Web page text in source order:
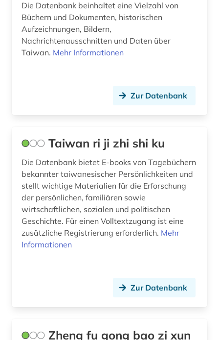
Die Datenbank beinhaltet eine Vielzahl von
Büchern und Dokumenten, historischen
Aufzeichnungen, Bildern,
Nachrichtenausschnitten und Daten über
Taiwan. Mehr Informationen
Zur Datenbank
Taiwan ri ji zhi shi ku
Die Datenbank bietet E-books von Tagebüchern
bekannter taiwanesischer Persönlichkeiten und
stellt wichtige Materialien für die Erforschung
der persönlichen, familiären sowie
wirtschaftlichen, sozialen und politischen
Geschichte. Für einen Volltextzugang ist eine
zusätzliche Registrierung erforderlich. Mehr
Informationen
Zur Datenbank
Zheng fu gong bao zi xun